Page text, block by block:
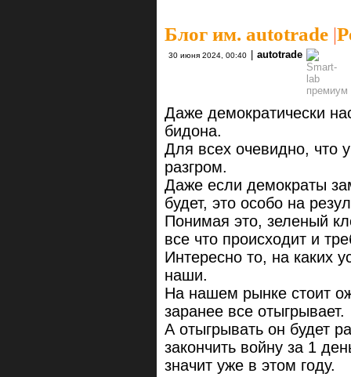
Блог им. autotrade |
30 июня 2024, 00:40 | autotrade
Даже демократически
бидона.
Для всех очевидно, что
разгром.
Даже если демократы
будет, это особо на
Понимая это, зеленый
все что происходит и
Интересно то, на каких
наши.
На нашем рынке стоит
заранее все отыгрывает.
А отыгрывать он будет
закончить войну за 1
значит уже в этом году.